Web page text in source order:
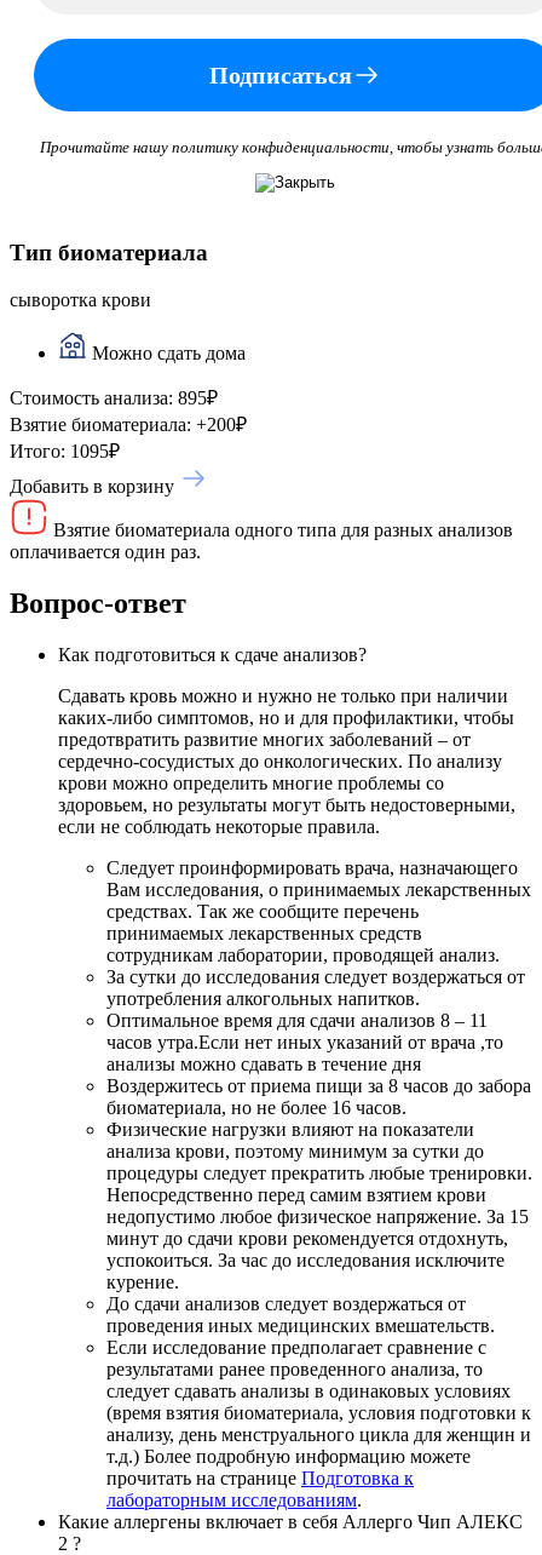
Подписаться
Прочитайте нашу политику конфиденциальности, чтобы узнать
Тип биоматериала
сыворотка крови
Можно сдать дома
Стоимость анализа: 895₽
Взятие биоматериала: +200₽
Итого: 1095₽
Добавить в корзину
Взятие биоматериала одного типа для разных анализов
оплачивается один раз.
Вопрос-ответ
Как подготовиться к сдаче анализов?
Сдавать кровь можно и нужно не только при наличии
каких-либо симптомов, но и для профилактики, чтобы
предотвратить развитие многих заболеваний – от
сердечно-сосудистых до онкологических. По анализу
крови можно определить многие проблемы со
здоровьем, но результаты могут быть недостоверными,
если не соблюдать некоторые правила.
Следует проинформировать врача, назначающего
Вам исследования, о принимаемых лекарственных
средствах. Так же сообщите перечень
принимаемых лекарственных средств
сотрудникам лаборатории, проводящей анализ.
За сутки до исследования следует воздержаться от
употребления алкогольных напитков.
Оптимальное время для сдачи анализов 8 – 11
часов утра.Если нет иных указаний от врача ,то
анализы можно сдавать в течение дня
Воздержитесь от приема пищи за 8 часов до забора
биоматериала, но не более 16 часов.
Физические нагрузки влияют на показатели
анализа крови, поэтому минимум за сутки до
процедуры следует прекратить любые тренировки.
Непосредственно перед самим взятием крови
недопустимо любое физическое напряжение. За 15
минут до сдачи крови рекомендуется отдохнуть,
успокоиться. За час до исследования исключите
курение.
До сдачи анализов следует воздержаться от
проведения иных медицинских вмешательств.
Если исследование предполагает сравнение с
результатами ранее проведенного анализа, то
следует сдавать анализы в одинаковых условиях
(время взятия биоматериала, условия подготовки к
анализу, день менструального цикла для женщин и
т.д.) Более подробную информацию можете
прочитать на странице Подготовка к
лабораторным исследованиям.
Какие аллергены включает в себя Аллерго Чип АЛЕКС
2 ?